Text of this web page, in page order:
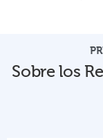
Sobre los